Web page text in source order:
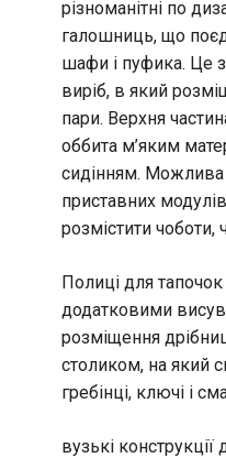
різноманітні по
галошниць, що
шафи і пуфика. Це
виріб, в який
пари. Верхня
оббита м’яким
сидінням. Можлива
приставних
розмістити чоботи,
Полиці для
додатковими
розміщення
столиком, на який
гребінці, ключі і
вузькі